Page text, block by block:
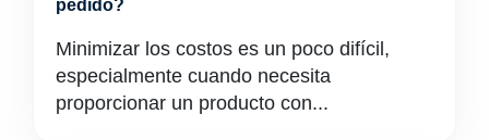
pedido?
Minimizar los costos es un poco difícil,
especialmente cuando necesita
proporcionar un producto con...